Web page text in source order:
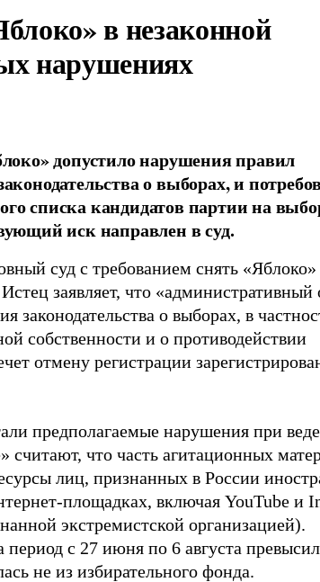
в незаконной
нарушениях
допустило нарушения правил
о выборах, и
списка кандидатов партии на
иск направлен в суд.
суд с требованием снять «Яблоко»
заявляет, что «административный
законодательства о выборах, в
собственности и о противодействии
отмену регистрации
предполагаемые нарушения при
что часть агитационных
лиц, признанных в России
площадках, включая YouTube и
экстремистской организацией).
период с 27 июня по 6 августа
не из избирательного фонда.